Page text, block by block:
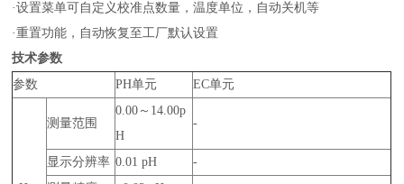
·设置菜单可自定义校准点数量，温度单位，自动关机等
·重置功能，自动恢复至工厂默认设置
技术参数
参数
PH单元 EC单元
测量范围
0.00～14.00p
H
-
显示分辨率 0.01 pH
-